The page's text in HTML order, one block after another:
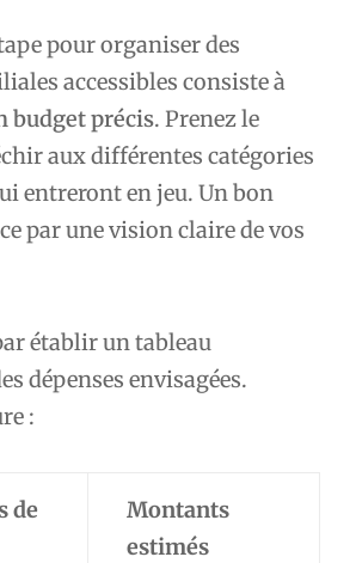
pour organiser des
accessibles consiste à
budget précis. Prenez le
aux différentes catégories
entreront en jeu. Un bon
par une vision claire de vos
établir un tableau
dépenses envisagées.
:
de
Montants
estimés